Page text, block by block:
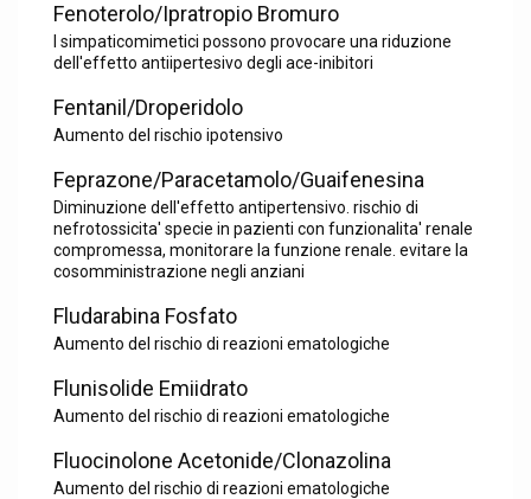
Fenoterolo/Ipratropio Bromuro
I simpaticomimetici possono provocare una riduzione
dell'effetto antiipertesivo degli ace-inibitori
Fentanil/Droperidolo
Aumento del rischio ipotensivo
Feprazone/Paracetamolo/Guaifenesina
Diminuzione dell'effetto antipertensivo. rischio di
nefrotossicita' specie in pazienti con funzionalita' renale
compromessa, monitorare la funzione renale. evitare la
cosomministrazione negli anziani
Fludarabina Fosfato
Aumento del rischio di reazioni ematologiche
Flunisolide Emiidrato
Aumento del rischio di reazioni ematologiche
Fluocinolone Acetonide/Clonazolina
Aumento del rischio di reazioni ematologiche